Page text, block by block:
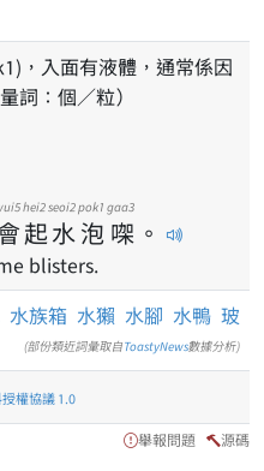
，入面有液體，通常係因
詞：個／粒）
起
hei2
水
seoi2
泡
pok1
㗎
gaa3
。
blisters.
水族箱 水獺 水腳 水鴨 玻
(部份類近詞彙取自ToastyNews數據分析)
權協議 1.0
舉報問題 源碼